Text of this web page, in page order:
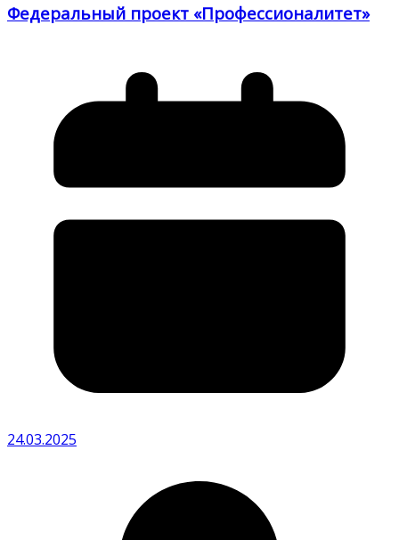
Федеральный проект «Профессионалитет»
24.03.2025